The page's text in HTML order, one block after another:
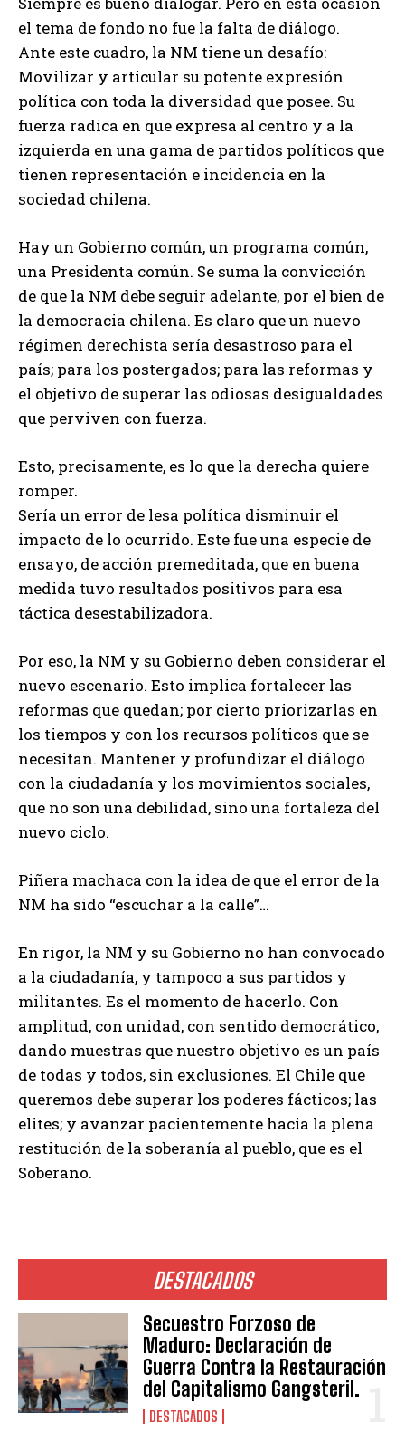
DESTACADOS
Secuestro Forzoso de
Maduro: Declaración de
Guerra Contra la Restauración
del Capitalismo Gangsteril.
DESTACADOS
el tema de fondo no fue la falta de diálogo.
Ante este cuadro, la NM tiene un desafío:
Movilizar y articular su potente expresión
política con toda la diversidad que posee. Su
fuerza radica en que expresa al centro y a la
izquierda en una gama de partidos políticos que
tienen representación e incidencia en la
sociedad chilena.
Hay un Gobierno común, un programa común,
una Presidenta común. Se suma la convicción
de que la NM debe seguir adelante, por el bien de
la democracia chilena. Es claro que un nuevo
régimen derechista sería desastroso para el
país; para los postergados; para las reformas y
el objetivo de superar las odiosas desigualdades
que perviven con fuerza.
Esto, precisamente, es lo que la derecha quiere
romper.
Sería un error de lesa política disminuir el
impacto de lo ocurrido. Este fue una especie de
ensayo, de acción premeditada, que en buena
medida tuvo resultados positivos para esa
táctica desestabilizadora.
Por eso, la NM y su Gobierno deben considerar el
nuevo escenario. Esto implica fortalecer las
reformas que quedan; por cierto priorizarlas en
los tiempos y con los recursos políticos que se
necesitan. Mantener y profundizar el diálogo
con la ciudadanía y los movimientos sociales,
que no son una debilidad, sino una fortaleza del
nuevo ciclo.
Piñera machaca con la idea de que el error de la
NM ha sido “escuchar a la calle”…
En rigor, la NM y su Gobierno no han convocado
a la ciudadanía, y tampoco a sus partidos y
militantes. Es el momento de hacerlo. Con
amplitud, con unidad, con sentido democrático,
dando muestras que nuestro objetivo es un país
de todas y todos, sin exclusiones. El Chile que
queremos debe superar los poderes fácticos; las
elites; y avanzar pacientemente hacia la plena
restitución de la soberanía al pueblo, que es el
Soberano.